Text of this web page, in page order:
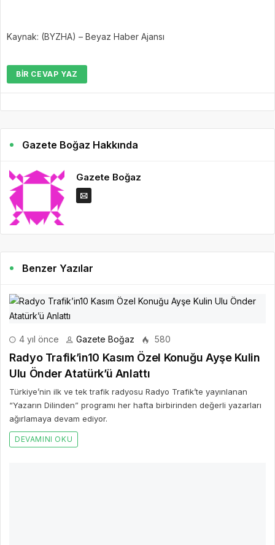
Kaynak: (BYZHA) – Beyaz Haber Ajansı
BIR CEVAP YAZ
Gazete Boğaz Hakkında
Gazete Boğaz
Benzer Yazılar
4 yıl önce Gazete Boğaz 580
Radyo Trafik’in10 Kasım Özel Konuğu Ayşe Kulin
Ulu Önder Atatürk’ü Anlattı
Türkiye’nin ilk ve tek trafik radyosu Radyo Trafik’te yayınlanan
“Yazarın Dilinden” programı her hafta birbirinden değerli yazarları
ağırlamaya devam ediyor.
DEVAMINI OKU